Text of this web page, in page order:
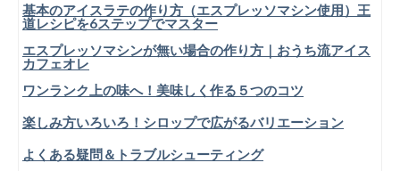
基本のアイスラテの作り方（エスプレッソマシン使用）王
道レシピを6ステップでマスター
エスプレッソマシンが無い場合の作り方｜おうち流アイス
カフェオレ
ワンランク上の味へ！美味しく作る５つのコツ
楽しみ方いろいろ！シロップで広がるバリエーション
よくある疑問＆トラブルシューティング